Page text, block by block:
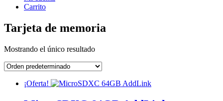
Carrito
Tarjeta de memoria
Mostrando el único resultado
¡Oferta!